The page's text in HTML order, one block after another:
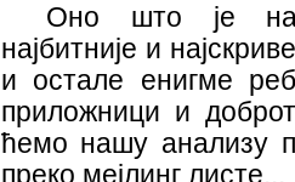
Оно што је на
најбитније и
и остале енигме
приложници и
ћемо нашу анализу
преко мејлинг листе...